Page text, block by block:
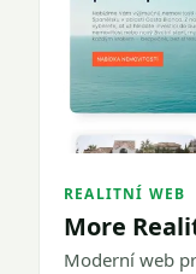
REALITNÍ WEB
More
Moderní web